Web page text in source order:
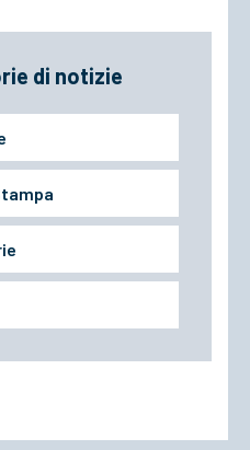
di notizie